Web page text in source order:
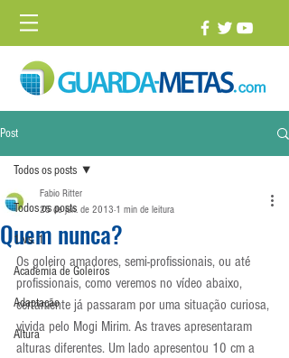
Post
Todos os posts
1 vs. 1
Academia de Goleiros
Adaptação
Altura
Todos os posts
Quem nunca?
Fabio Ritter
25 de jun. de 2013 1 min de leitura
Os goleiro amadores, semi-profissionais, ou até
profissionais, como veremos no vídeo abaixo,
certamente já passaram por uma situação curiosa,
vivida pelo Mogi Mirim. As traves apresentaram
alturas diferentes. Um lado apresentou 10 cm a